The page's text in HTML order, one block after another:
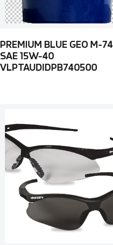
PREMIUM BLUE GEO M-74
SAE 15W-40
VLPTAUDIDPB740500